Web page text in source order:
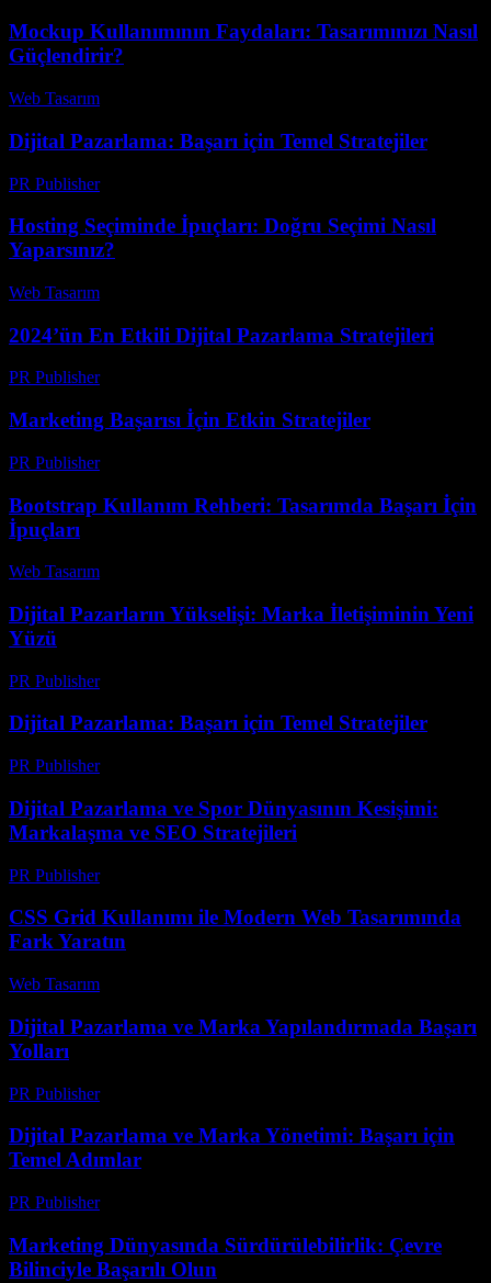
Mockup Kullanımının Faydaları: Tasarımınızı Nasıl
Güçlendirir?
Web Tasarım
Dijital Pazarlama: Başarı için Temel Stratejiler
PR Publisher-
Hosting Seçiminde İpuçları: Doğru Seçimi Nasıl
Yaparsınız?
Web Tasarım
2024’ün En Etkili Dijital Pazarlama Stratejileri
PR Publisher-
Marketing Başarısı İçin Etkin Stratejiler
PR Publisher-
Bootstrap Kullanım Rehberi: Tasarımda Başarı İçin
İpuçları
Web Tasarım
Dijital Pazarların Yükselişi: Marka İletişiminin Yeni
Yüzü
PR Publisher-
Dijital Pazarlama: Başarı için Temel Stratejiler
PR Publisher-
Dijital Pazarlama ve Spor Dünyasının Kesişimi:
Markalaşma ve SEO Stratejileri
PR Publisher-
CSS Grid Kullanımı ile Modern Web Tasarımında
Fark Yaratın
Web Tasarım
Dijital Pazarlama ve Marka Yapılandırmada Başarı
Yolları
PR Publisher-
Dijital Pazarlama ve Marka Yönetimi: Başarı için
Temel Adımlar
PR Publisher-
Marketing Dünyasında Sürdürülebilirlik: Çevre
Bilinciyle Başarılı Olun